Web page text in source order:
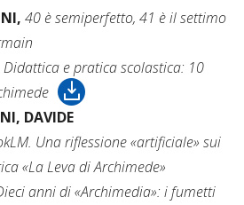
40 è semiperfetto, 41 è il settimo
Didattica e pratica scolastica: 10
DAVIDE
Una riflessione «artificiale» sui
«La Leva di Archimede»
anni di «Archimedia»: i fumetti